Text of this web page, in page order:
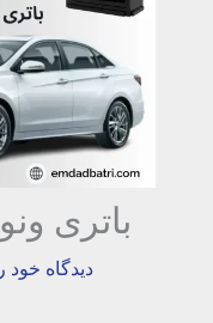
باتری
دیدگاه‌ خود